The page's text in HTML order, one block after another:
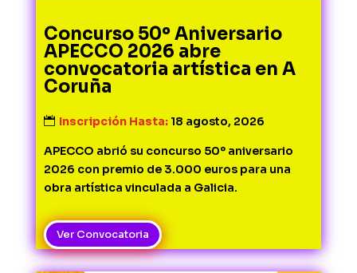
Concurso 50º Aniversario
APECCO 2026 abre
convocatoria artística en A
Coruña
Inscripción Hasta: 18 agosto, 2026
APECCO abrió su concurso 50º aniversario
2026 con premio de 3.000 euros para una
obra artística vinculada a Galicia.
Ver Convocatoria